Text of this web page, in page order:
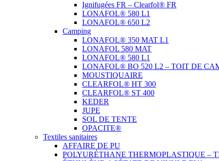
Ignifugées FR – Clearfol® FR
LONAFOL® 580 L1
LONAFOL® 650 L2
Camping
LONAFOL® 350 MAT L1
LONAFOL 580 MAT
LONAFOL® 580 L1
LONAFOL® BO 520 L2 – TOIT DE
MOUSTIQUAIRE
CLEARFOL® HT 300
CLEARFOL® ST 400
KEDER
JUPE
SOL DE TENTE
OPACITE®
Textiles sanitaires
AFFAIRE DE PU
POLYURÉTHANE THERMOPLASTIQUE –